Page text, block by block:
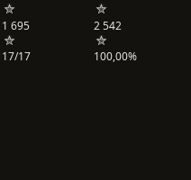
1 695
2 542
17/17 100,00%